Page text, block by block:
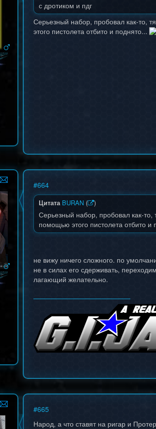
с дротиком и пдг
Серьезный набор, пробовал как-то,
этого пистолета отбито и поднято...
#664
Цитата BURAN ( )
Серьезный набор, пробовал как-
помощью этого пистолета отбито и
не вижу ничего сложного. по
не в силах его сдерживать,
лагающий желательно.
#665
Народ, а что ставят на ригар и